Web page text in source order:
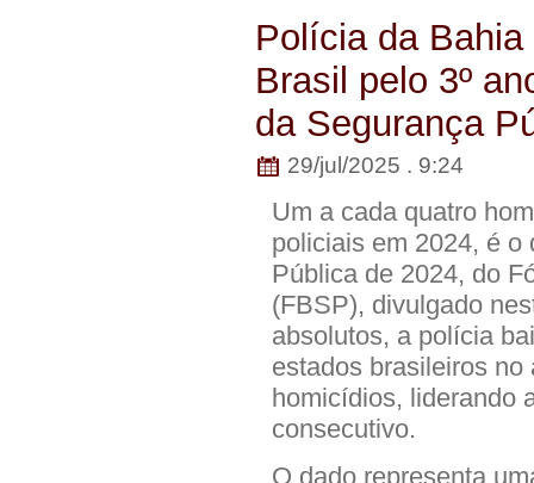
Polícia da
Brasil pelo 3º
da Segurança
29/jul/2025 . 9:24
Um a cada quatro
policiais em 2024, é o
Pública de 2024, do
(FBSP), divulgado
absolutos, a polícia
estados brasileiros
homicídios, liderando
consecutivo.
O dado representa